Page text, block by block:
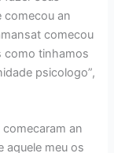
comecou an
comecou
como tinhamos
psicologo”,
an
aquele meu os